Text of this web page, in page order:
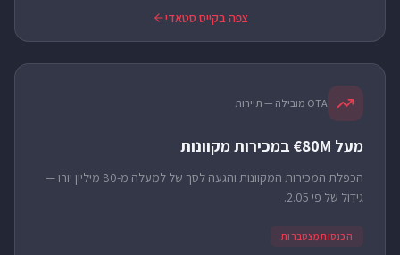
צפה בקייס סטאדי
OTA מובילה — תיירות
מעל 80M€ במכירות מקוונות
הכפלת המכירות המקוונות והגעה לסך של למעלה מ-80 מיליון יורו —
גידול של פי 2.05.
הכנסות מצטברות